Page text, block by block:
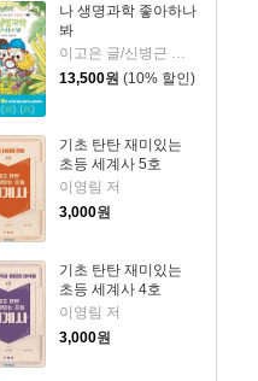
나 생명과학 좋아하나
봐
13,500원 (10% 할인)
기초 탄탄 재미있는
초등 세계사 5호
이영림 저
3,000원
기초 탄탄 재미있는
초등 세계사 4호
이영림 저
3,000원